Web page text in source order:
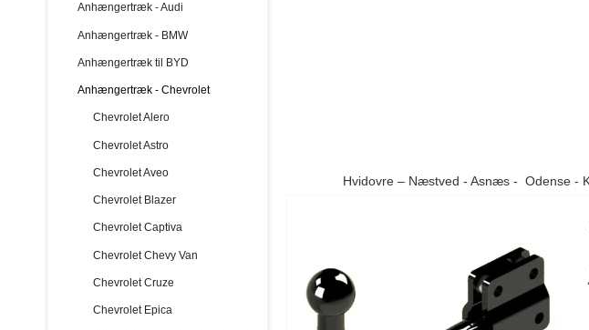
Anhængertræk - Audi
Anhængertræk - BMW
Anhængertræk til BYD
Anhængertræk - Chevrolet
Chevrolet Alero
Chevrolet Astro
Chevrolet Aveo
Chevrolet Blazer
Chevrolet Captiva
Chevrolet Chevy Van
Chevrolet Cruze
Chevrolet Epica
Hvidovre – Næstved - Asnæs - Odense -